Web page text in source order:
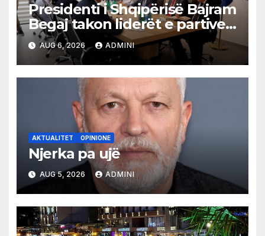
Presidenti i Shqipërisë Bajram
Begaj takon liderët e partive
shqiptare në Ulqin
AUG 6, 2026 ADMINI
AKTUALITET OPINIONE
Njerka pa ujë
AUG 5, 2026 ADMINI